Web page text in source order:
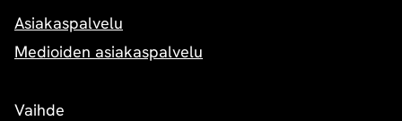
Asiakaspalvelu
Medioiden asiakaspalvelu
Vaihde